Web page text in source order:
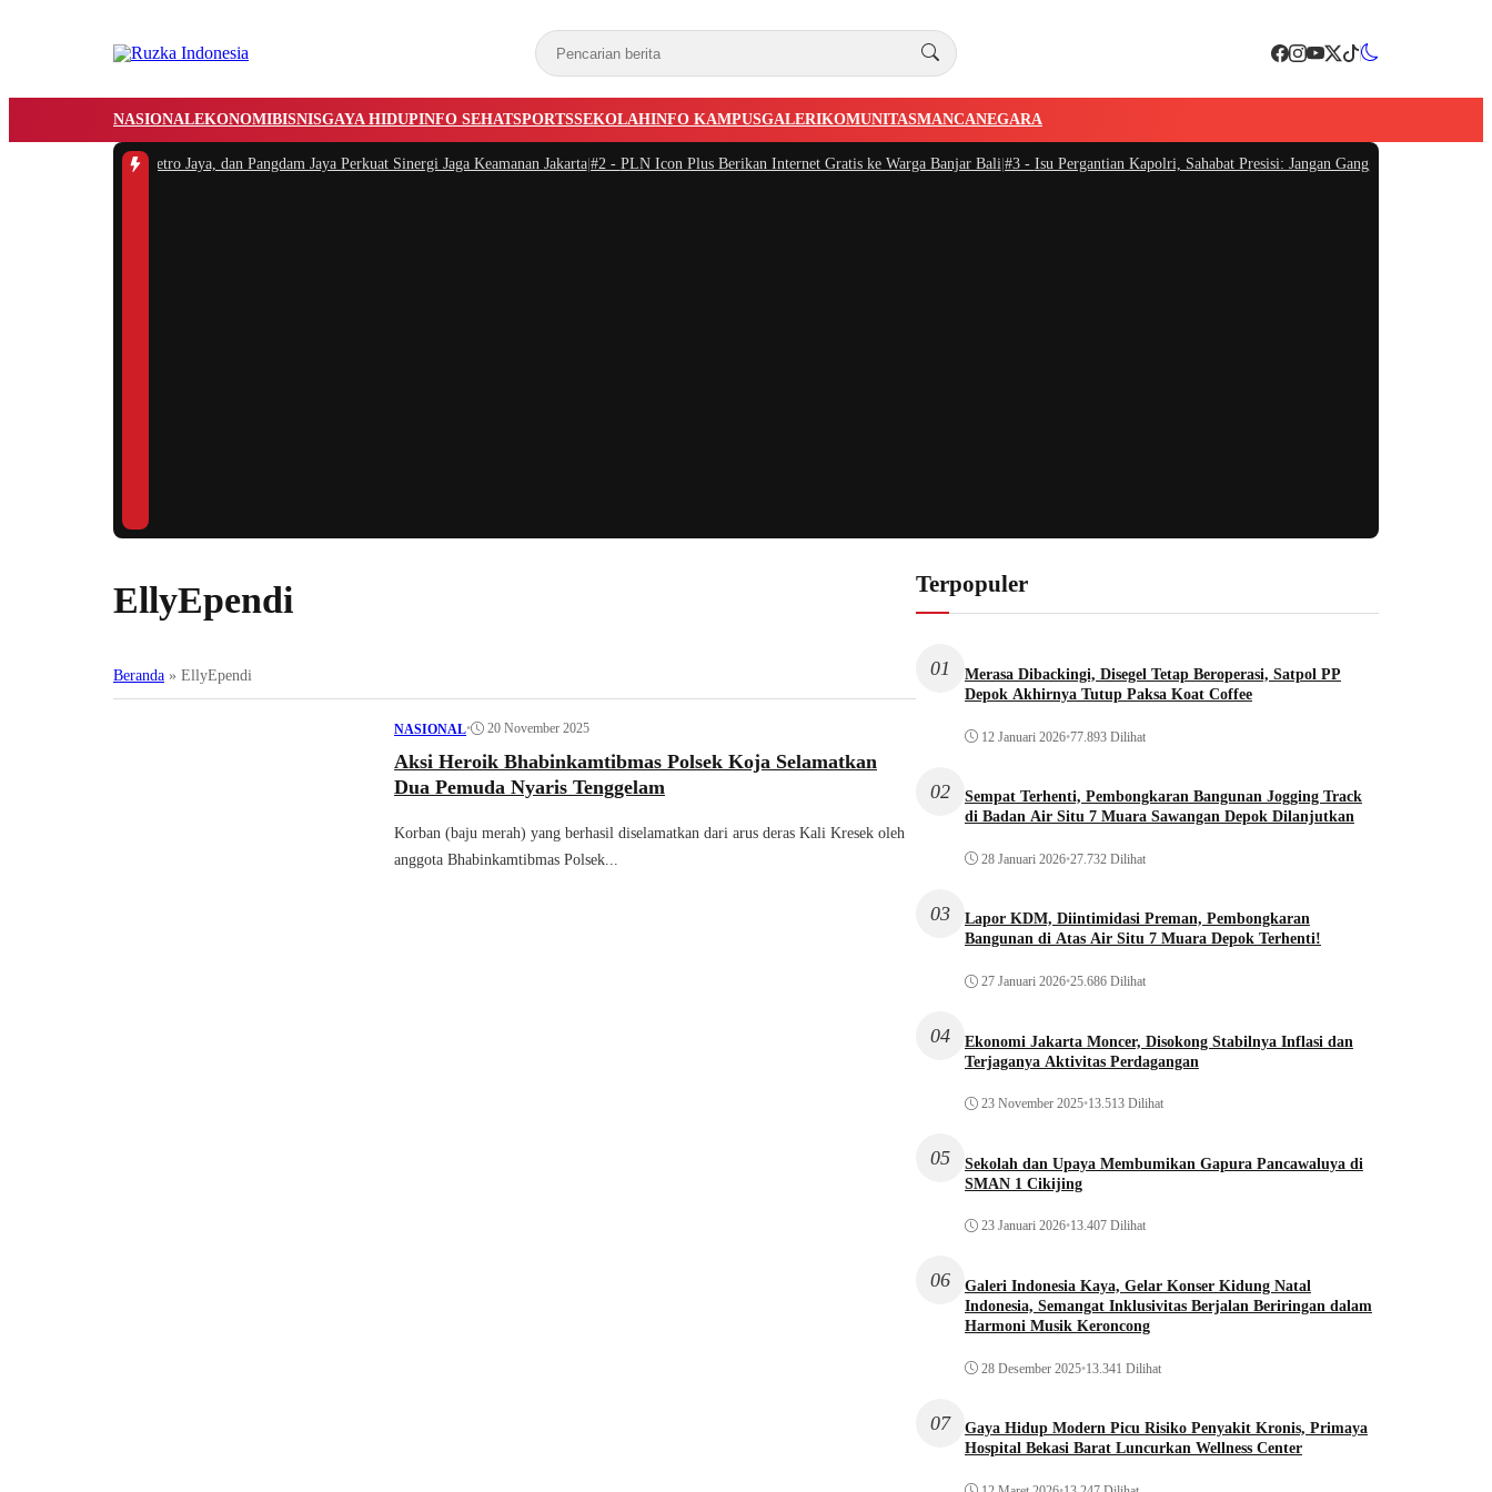
NASIONALEKONOMIBISNISGAYA HIDUPINFO SEHATSPORTSSEKOLAHINFO KAMPUSGALERIKOMUNITASMANCANEGARA
Kapolda Metro Jaya, dan Pangdam Jaya Perkuat Sinergi Jaga Keamanan Jakarta|#2 -PLN Icon Plus Berikan Internet Gratis ke Warga Banjar Bali |#3 -Isu Pergantian Kapolri, Sahabat Presisi: Jangan Ganggu Konsentrasi Polri
EllyEpendi
Beranda » EllyEpendi
NASIONAL• 20 November 2025
Aksi Heroik Bhabinkamtibmas Polsek Koja Selamatkan
Dua Pemuda Nyaris Tenggelam
Korban (baju merah) yang berhasil diselamatkan dari arus deras Kali Kresek oleh
anggota Bhabinkamtibmas Polsek...
Terpopuler
01
Merasa Dibackingi, Disegel Tetap Beroperasi, Satpol PP
Depok Akhirnya Tutup Paksa Koat Coffee
12 Januari 2026•77.893 Dilihat
02
Sempat Terhenti, Pembongkaran Bangunan Jogging Track
di Badan Air Situ 7 Muara Sawangan Depok Dilanjutkan
28 Januari 2026•27.732 Dilihat
03
Lapor KDM, Diintimidasi Preman, Pembongkaran
Bangunan di Atas Air Situ 7 Muara Depok Terhenti!
27 Januari 2026•25.686 Dilihat
04
Ekonomi Jakarta Moncer, Disokong Stabilnya Inflasi dan
Terjaganya Aktivitas Perdagangan
23 November 2025•13.513 Dilihat
05
Sekolah dan Upaya Membumikan Gapura Pancawaluya di
SMAN 1 Cikijing
23 Januari 2026•13.407 Dilihat
06
Galeri Indonesia Kaya, Gelar Konser Kidung Natal
Indonesia, Semangat Inklusivitas Berjalan Beriringan dalam
Harmoni Musik Keroncong
28 Desember 2025•13.341 Dilihat
07
Gaya Hidup Modern Picu Risiko Penyakit Kronis, Primaya
Hospital Bekasi Barat Luncurkan Wellness Center